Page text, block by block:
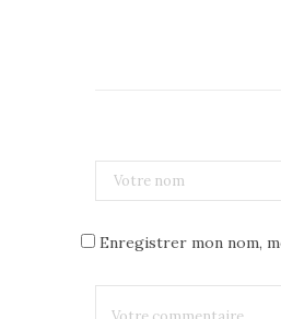
Enregistrer mon nom,